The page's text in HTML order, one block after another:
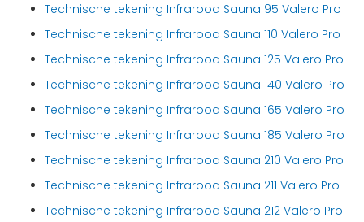
Technische tekening Infrarood Sauna 95 Valero Pro
Technische tekening Infrarood Sauna 110 Valero Pro
Technische tekening Infrarood Sauna 125 Valero Pro
Technische tekening Infrarood Sauna 140 Valero Pro
Technische tekening Infrarood Sauna 165 Valero Pro
Technische tekening Infrarood Sauna 185 Valero Pro
Technische tekening Infrarood Sauna 210 Valero Pro
Technische tekening Infrarood Sauna 211 Valero Pro
Technische tekening Infrarood Sauna 212 Valero Pro